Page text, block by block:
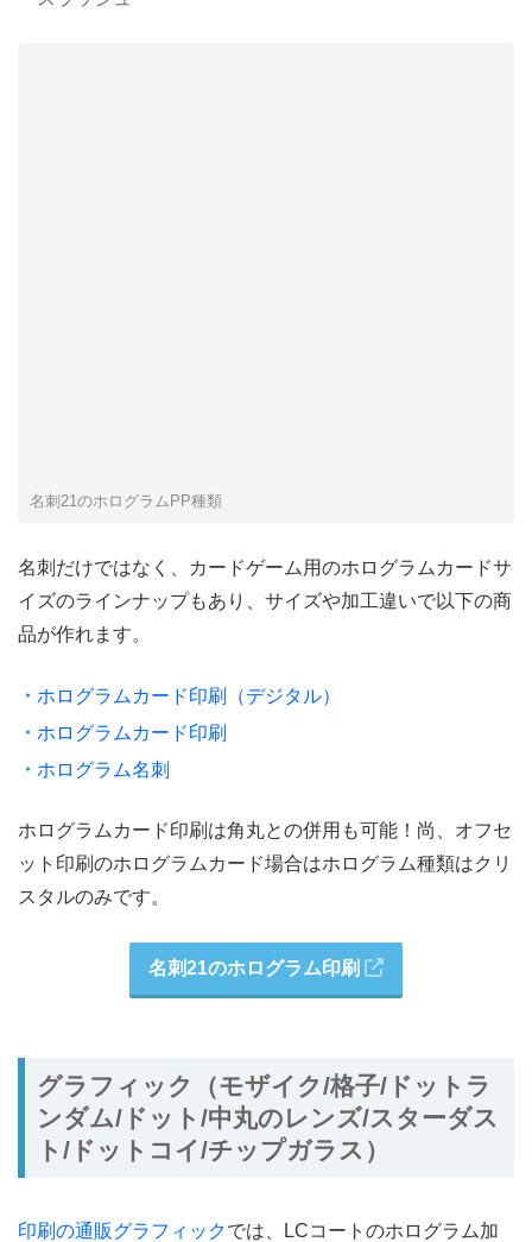
名刺21のホログラムPP種類
名刺だけではなく、カードゲーム用のホログラムカードサ
イズのラインナップもあり、サイズや加工違いで以下の商
品が作れます。
ホログラムカード印刷（デジタル）
ホログラムカード印刷
ホログラム名刺
ホログラムカード印刷は角丸との併用も可能！尚、オフセ
ット印刷のホログラムカード場合はホログラム種類はクリ
スタルのみです。
名刺21のホログラム印刷
グラフィック（モザイク/格子/ドットラ
ンダム/ドット/中丸のレンズ/スターダス
ト/ドットコイ/チップガラス）
印刷の通販グラフィックでは、LCコートのホログラム加